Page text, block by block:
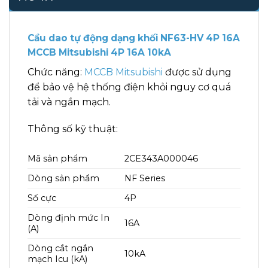
Cầu dao tự động dạng khối NF63-HV 4P 16A
MCCB Mitsubishi 4P 16A 10kA
Chức năng: MCCB Mitsubishi được sử dụng
để bảo vệ hệ thống điện khỏi nguy cơ quá
tải và ngắn mạch.
Thông số kỹ thuật:
Mã sản phẩm
2CE343A000046
Dòng sản phẩm
NF Series
Số cực
4P
Dòng định mức In
(A)
16A
Dòng cắt ngắn
mạch Icu (kA)
10kA